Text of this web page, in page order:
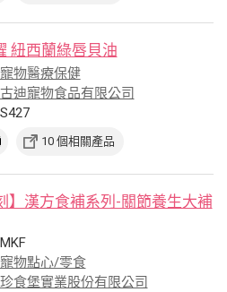
紐西蘭綠唇貝油
寵物醫療保健
古迪寵物食品有限公司
10 個相關產品
】漢方食補系列-關節養生大補
寵物點心/零食
珍食堡實業股份有限公司